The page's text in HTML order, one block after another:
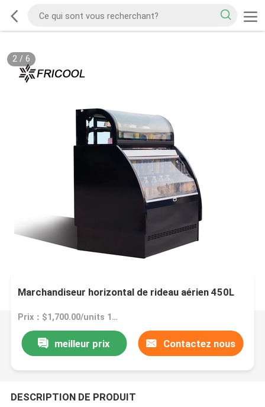
2/ 6
Marchandiseur horizontal de rideau aérien 450L
Prix：$1,700.00/units 1-4 units
meilleur prix Contactez nous
DESCRIPTION DE PRODUIT